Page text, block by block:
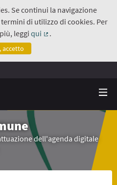
Se continui la navigazione
di utilizzo di cookies. Per
leggiqui
.
accetto
dell'agenda digitale